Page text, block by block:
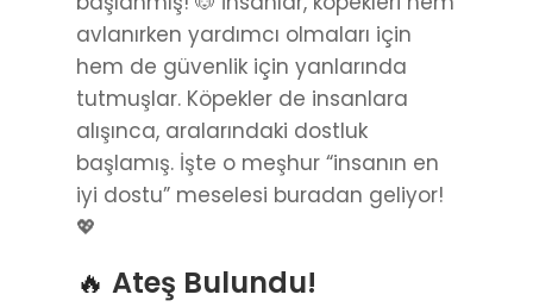
avlanırken yardımcı olmaları için
hem de güvenlik için yanlarında
tutmuşlar. Köpekler de insanlara
alışınca, aralarındaki dostluk
başlamış. İşte o meşhur “insanın en
iyi dostu” meselesi buradan geliyor!
💖
🔥 Ateş Bulundu!